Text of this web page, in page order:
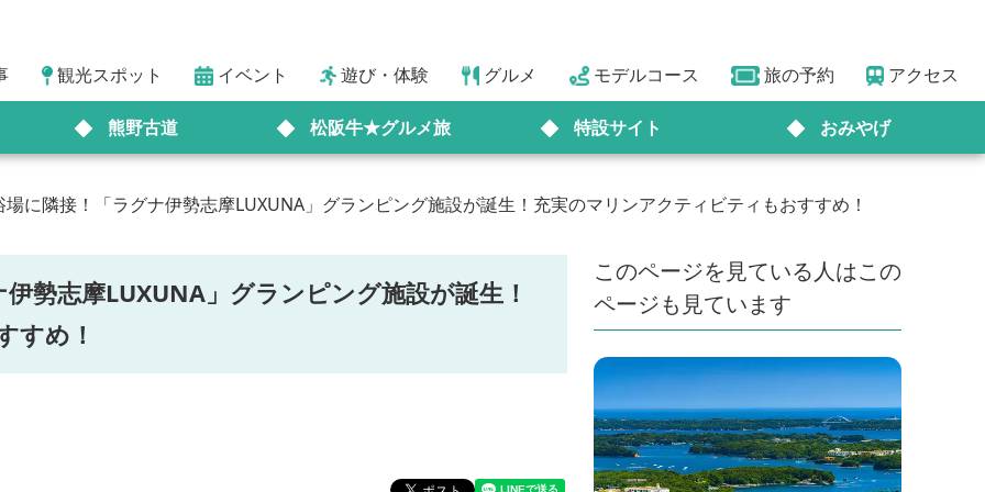
観光スポット イベント 遊び・体験 グルメ モデルコース 旅の予約 アクセス
熊野古道 松阪牛★グルメ旅 特設サイト おみやげ
に隣接！「ラグナ伊勢志摩LUXUNA」グランピング施設が誕生！充実のマリンアクティビティもおすすめ！
勢志摩LUXUNA」グランピング施設が誕生！
すめ！
このページを見ている人はこの
ページも見ています